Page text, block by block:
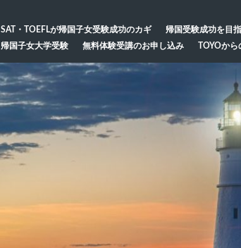
SAT・TOEFLが帰国子女受験成功のカギ 帰国受験成功を目
帰国子女大学受験
無料体験受講のお申し込み TOYOから